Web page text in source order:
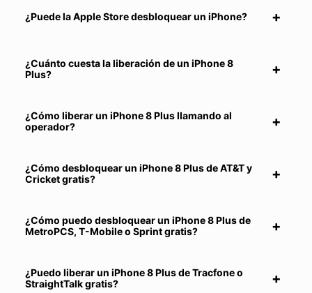
¿Puede la Apple Store desbloquear un iPhone?
¿Cuánto cuesta la liberación de un iPhone 8
Plus?
¿Cómo liberar un iPhone 8 Plus llamando al
operador?
¿Cómo desbloquear un iPhone 8 Plus de AT&T y
Cricket gratis?
¿Cómo puedo desbloquear un iPhone 8 Plus de
MetroPCS, T-Mobile o Sprint gratis?
¿Puedo liberar un iPhone 8 Plus de Tracfone o
StraightTalk gratis?